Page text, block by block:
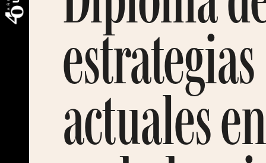
estrategias
actuales en